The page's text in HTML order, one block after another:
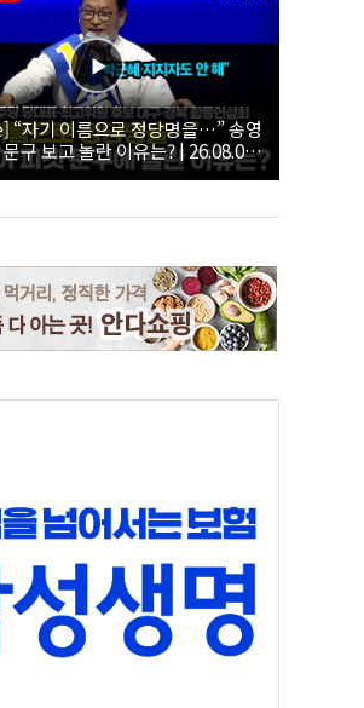
“자기 이름으로 정당명을…” 송영
구 보고 놀란 이유는? | 26.08.09
당 당대표·최고위원 후보 대구·경